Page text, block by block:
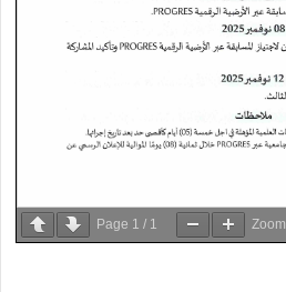
Page 1 / 1 Zoom